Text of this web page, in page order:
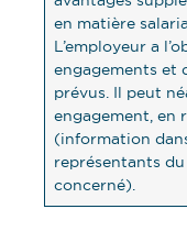
en matière
L’employeur a
engagements et
prévus. Il peut
engagement, en
(information
représentants
concerné).